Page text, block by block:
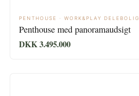
PENTHOUSE · WORK&PLAY DELEBOLIG
Penthouse med panoramaudsigt
DKK 3.495.000